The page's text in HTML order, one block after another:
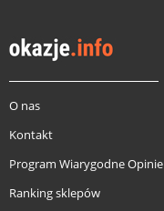
O nas
Kontakt
Program Wiarygodne Opinie
Ranking sklepów